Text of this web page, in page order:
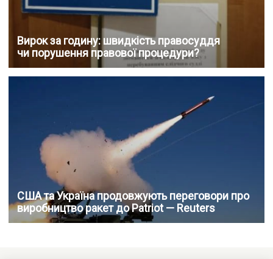
Вирок за годину: швидкість правосуддя
чи порушення правової процедури?
США та Україна продовжують переговори про
виробництво ракет до Patriot — Reuters